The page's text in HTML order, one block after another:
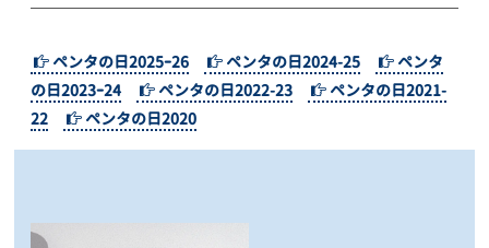
ペンタの日2025ｰ26 ペンタの日2024-25
ペンタ
の日2023ｰ24
ペンタの日2022-23
ペンタの日2021-
22
ペンタの日2020